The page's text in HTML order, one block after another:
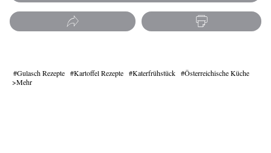
Gulasch Rezepte Kartoffel Rezepte Katerfrühstück
Österreichische Küche
Mehr